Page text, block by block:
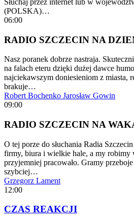
(POLSKA)…
06:00
RADIO SZCZECIN NA
Nasz poranek dobrze nastraja.
na falach eteru dzięki dużej dawce
najciekawszym doniesieniom z miasta,
brakuje…
Robert Bochenko Jarosław Gowin
09:00
RADIO SZCZECIN NA
O tej porze do słuchania Radia
firmy, biura i wielkie hale, a my robimy
przyjemniej pracowało. Gramy
szybciej…
Grzegorz Lament
12:00
CZAS REAKCJI